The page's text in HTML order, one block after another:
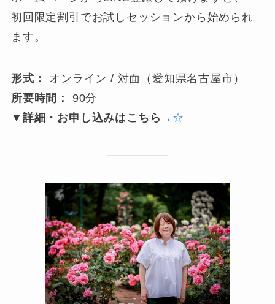
初回限定割引でお試しセッションから始められ
ます。
形式：
オンライン / 対面（愛知県名古屋市）
所要時間：
90分
▼詳細・お申し込みはこちら →☆